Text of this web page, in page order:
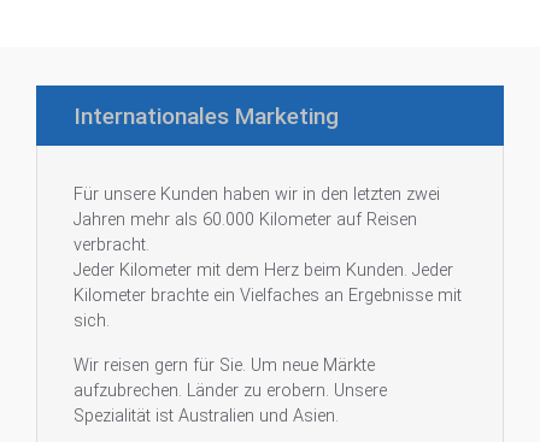
Internationales Marketing
Für unsere Kunden haben wir in den letzten zwei
Jahren mehr als 60.000 Kilometer auf Reisen
verbracht.
Jeder Kilometer mit dem Herz beim Kunden. Jeder
Kilometer brachte ein Vielfaches an Ergebnisse mit
sich.
Wir reisen gern für Sie. Um neue Märkte
aufzubrechen. Länder zu erobern. Unsere
Spezialität ist Australien und Asien.